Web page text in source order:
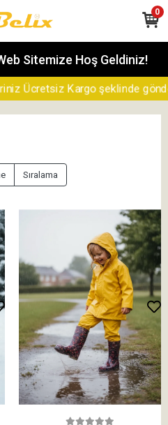
Sitemize Hoş Geldiniz!
Ücretsiz Kargo şeklinde
0
Sıralama